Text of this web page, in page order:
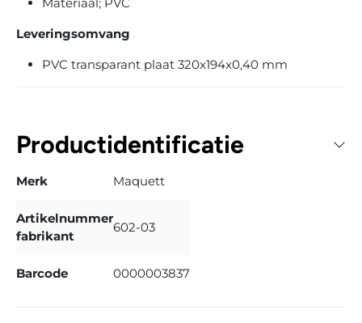
Materiaal; PVC
Leveringsomvang
PVC transparant plaat 320x194x0,40 mm
Productidentificatie
Merk Maquett
Artikelnummer
fabrikant
602-03
Barcode 0000003837